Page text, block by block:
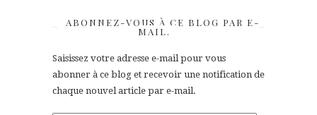
ABONNEZ-VOUS À CE BLOG PAR E-
MAIL.
Saisissez votre adresse e-mail pour vous
abonner à ce blog et recevoir une notification de
chaque nouvel article par e-mail.